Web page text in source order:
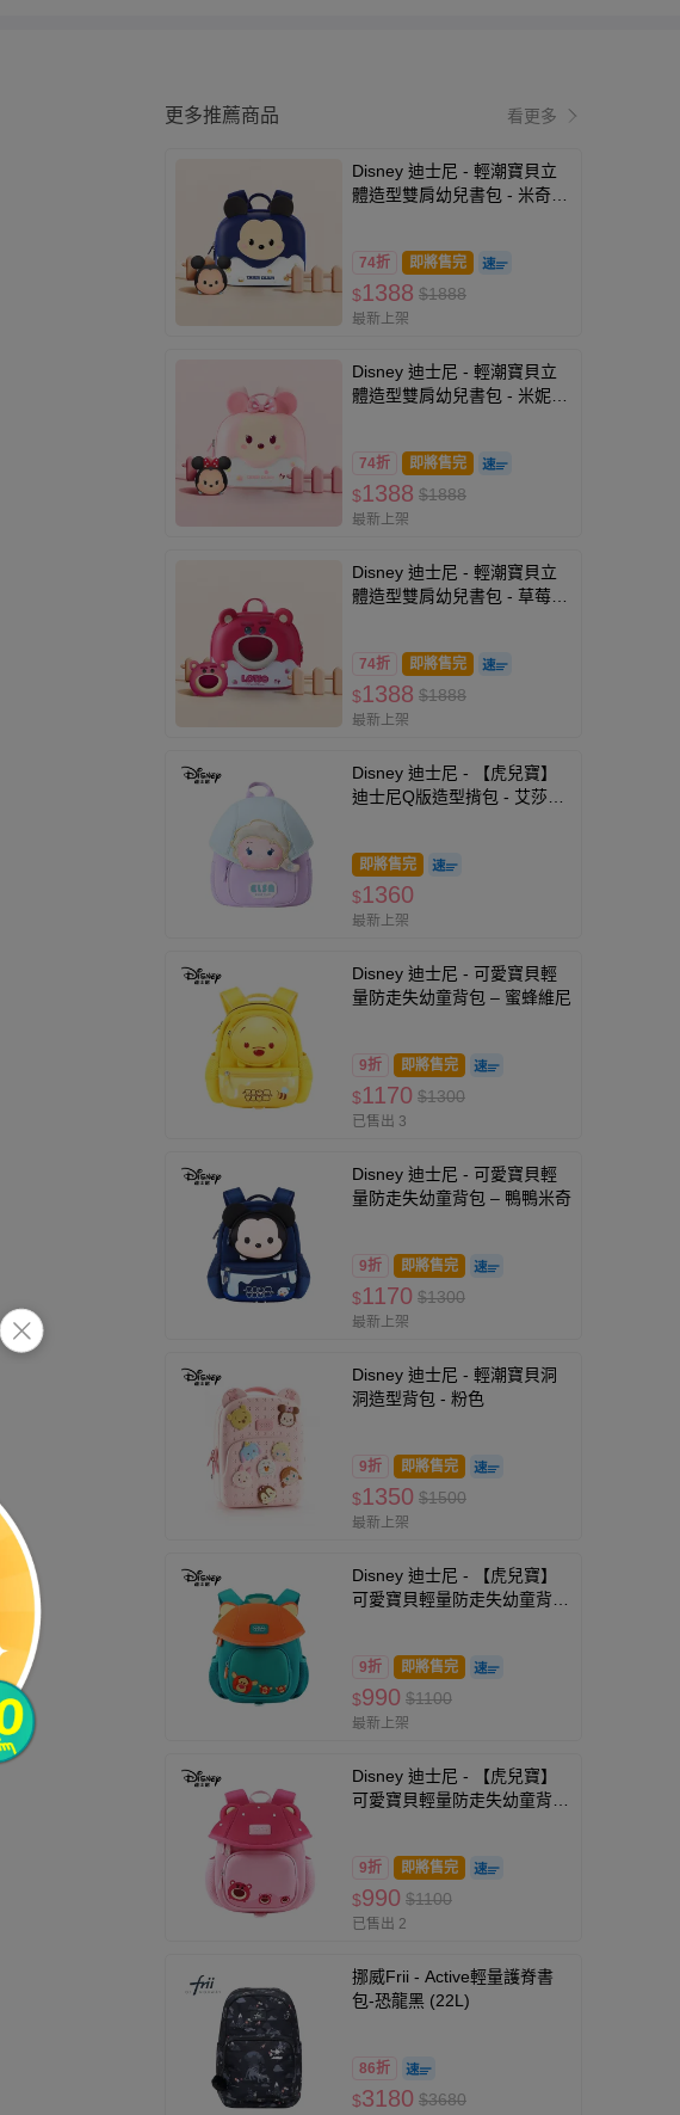
更多推薦商品 看更多
Disney 迪士尼 - 輕潮寶貝立
體造型雙肩幼兒書包 - 米奇
74折 即將售完
$1388 $1888
最新上架
Disney 迪士尼 - 輕潮寶貝立
體造型雙肩幼兒書包 - 米妮
74折 即將售完
$1388 $1888
最新上架
Disney 迪士尼 - 輕潮寶貝立
體造型雙肩幼兒書包 - 草莓熊
74折 即將售完
$1388 $1888
最新上架
Disney 迪士尼 - 【虎兒寶】
迪士尼Q版造型揹包 - 艾莎
即將售完
$1360
最新上架
Disney 迪士尼 - 可愛寶貝輕
量防走失幼童背包 – 蜜蜂維尼
9折 即將售完
$1170 $1300
已售出 3
Disney 迪士尼 - 可愛寶貝輕
量防走失幼童背包 – 鴨鴨米奇
9折 即將售完
$1170 $1300
最新上架
Disney 迪士尼 - 輕潮寶貝洞
洞造型背包 - 粉色
9折 即將售完
$1350 $1500
最新上架
Disney 迪士尼 - 【虎兒寶】
可愛寶貝輕量防走失幼童背包
9折 即將售完
$990 $1100
最新上架
Disney 迪士尼 - 【虎兒寶】
可愛寶貝輕量防走失幼童背包
9折 即將售完
$990 $1100
已售出 2
挪威Frii - Active輕量護脊書
包-恐龍黑 (22L)
86折
$3180 $3680